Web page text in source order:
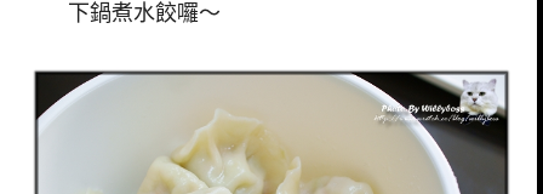
下鍋煮水餃囉～